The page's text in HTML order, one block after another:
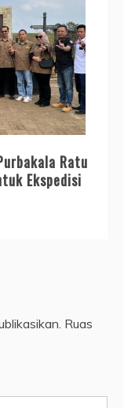
Ratu
Ekspedisi
Ruas